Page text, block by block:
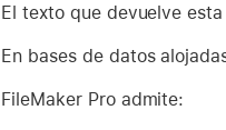
El texto que devuelve
En bases de datos
FileMaker Pro admite: